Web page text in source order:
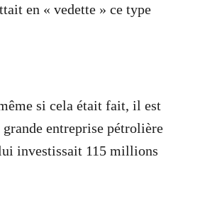
en « vedette » ce type
si cela était fait, il est
entreprise pétrolière
investissait 115 millions